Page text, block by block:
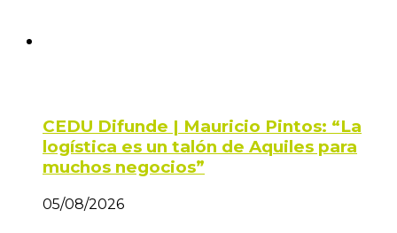
CEDU Difunde | Mauricio Pintos: “La
logística es un talón de Aquiles para
muchos negocios”
05/08/2026